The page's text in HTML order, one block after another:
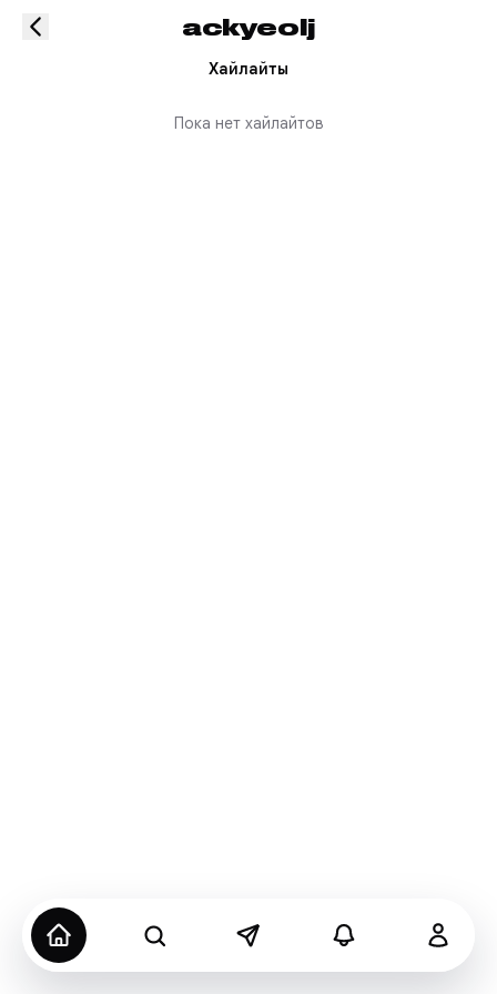
ackyeolj
Хайлайты
Пока нет хайлайтов